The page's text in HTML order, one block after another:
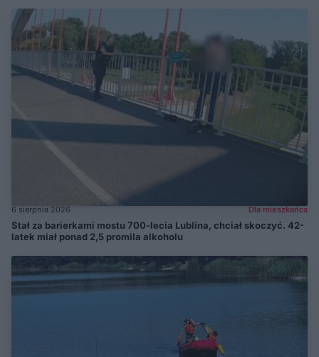
6 sierpnia 2026 Dla mieszkańca
Stał za barierkami mostu 700-lecia Lublina, chciał skoczyć. 42-
latek miał ponad 2,5 promila alkoholu